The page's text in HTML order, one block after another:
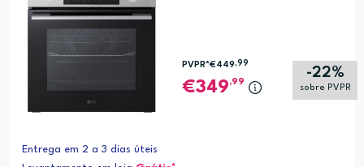
-22%
sobre PVPR
PVPR*€449,99
349,99
Entrega em 2 a 3 dias úteis